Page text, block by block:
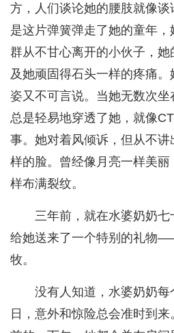
方，人们谈论她的腰肢就像
是这片弹簧弹走了她的童年
群从不甘心离开的小伙子，
及她顽固得石头一样的疼痛
姿又不可言说。当她无数次
总是轻易地穿透了她，就像
事。她对着风倾诉，但从不
样的脸。曾经像月亮一样美
样布满裂纹。
三年前，就在水婆奶奶
给她送来了一个特别的礼物
牧。
没有人知道，水婆奶奶
日，意外和惊险总会准时到